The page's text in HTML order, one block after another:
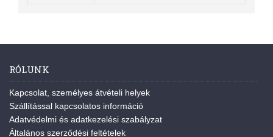
RÓLUNK
Kapcsolat, személyes átvételi helyek
Szállítással kapcsolatos információ
Adatvédelmi és adatkezelési szabályzat
Általános szerződési feltételek